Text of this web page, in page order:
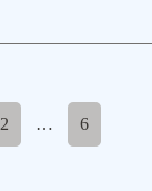
2 … 6